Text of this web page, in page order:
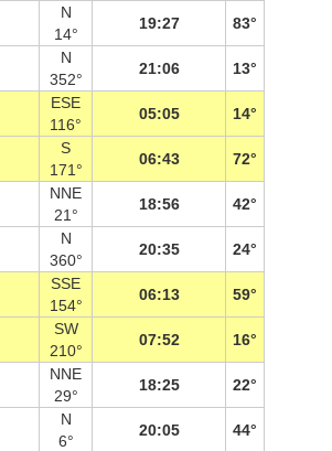
N
14°
19:27 83°
N
352°
21:06 13°
ESE
116°
05:05 14°
S
171°
06:43 72°
NNE
21°
18:56 42°
N
360°
20:35 24°
SSE
154°
06:13 59°
SW
210°
07:52 16°
NNE
29°
18:25 22°
N
6°
20:05 44°